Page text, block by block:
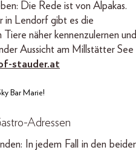
Die Rede ist von Alpakas.
in Lendorf gibt es die
näher kennenzulernen und
Aussicht am Millstätter See
stauder.at
Bar Marie!
Adressen
In jedem Fall in den